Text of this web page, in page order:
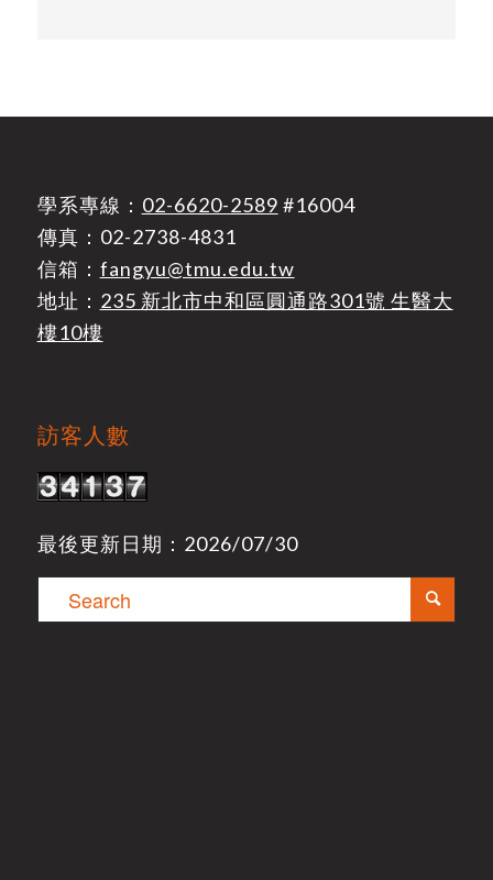
學系專線： 02-6620-2589 #16004
傳真：02-2738-4831
信箱： fangyu@tmu.edu.tw
地址： 235 新北市中和區圓通路301號 生醫大
樓10樓
訪客人數
最後更新日期：2026/07/30